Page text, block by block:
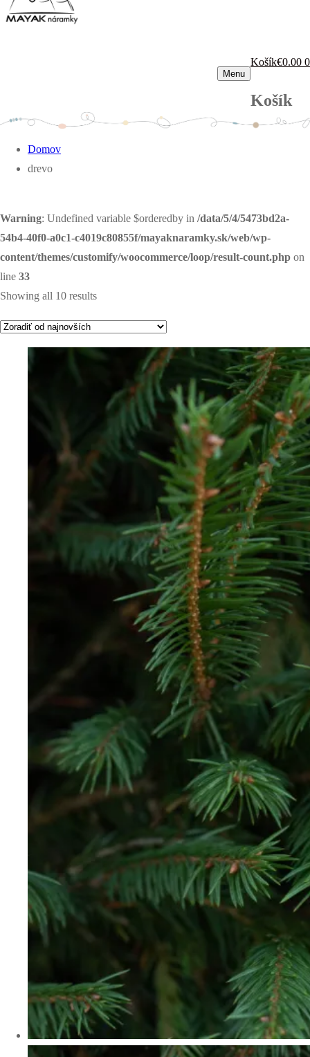
Menu
Košík€0.00 0
Košík
Domov
drevo
Warning: Undefined variable $orderedby in /data/5/4/5473bd2a-
54b4-40f0-a0c1-c4019c80855f/mayaknaramky.sk/web/wp-
content/themes/customify/woocommerce/loop/result-count.php on
line 33
Showing all 10 results